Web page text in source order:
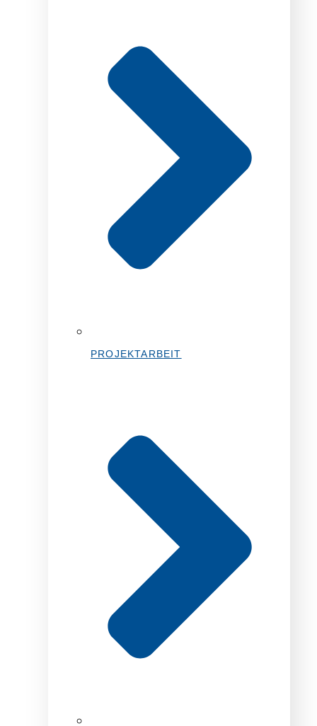
PROJEKTARBEIT